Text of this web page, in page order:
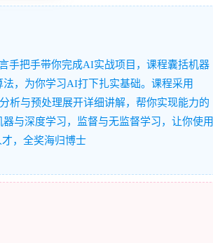
手把手带你完成AI实战项目，课程囊括机器
，为你学习AI打下扎实基础。课程采用
析与预处理展开详细讲解，帮你实现能力的
与深度学习，监督与无监督学习，让你使用
，全奖海归博士